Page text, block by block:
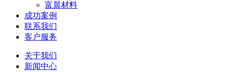
富晨材料
成功案例
联系我们
客户服务
关于我们
新闻中心